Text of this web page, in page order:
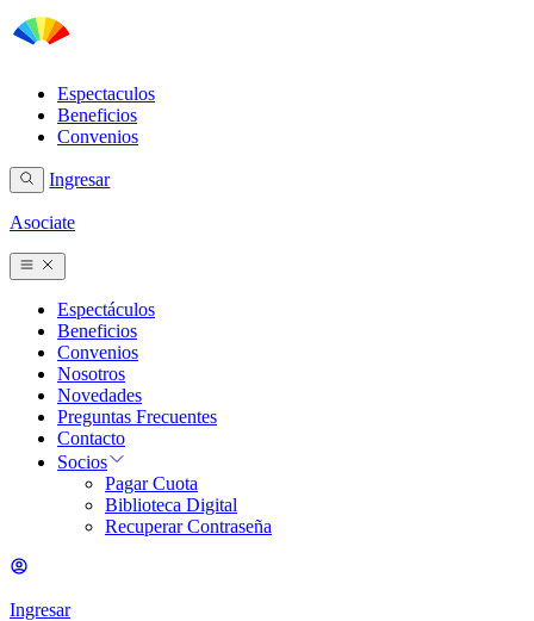
Espectaculos
Beneficios
Convenios
Ingresar
Asociate
Espectáculos
Beneficios
Convenios
Nosotros
Novedades
Preguntas Frecuentes
Contacto
Socios
Pagar Cuota
Biblioteca Digital
Recuperar Contraseña
Ingresar